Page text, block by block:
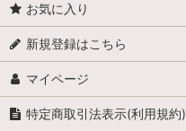
お気に入り
新規登録はこちら
マイページ
特定商取引法表示(利用規約)